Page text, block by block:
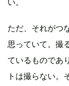
ただ、それがつ
思っていて。撮
ているものであ
トは撮らない。